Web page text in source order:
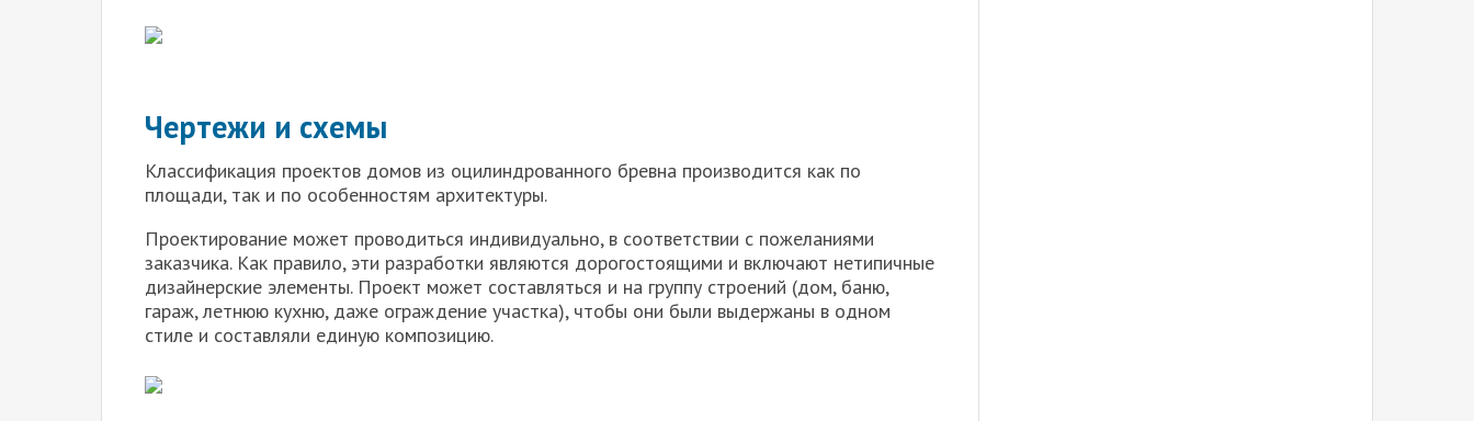
Чертежи и схемы
Классификация проектов домов из оцилиндрованного бревна производится как по
площади, так и по особенностям архитектуры.
Проектирование может проводиться индивидуально, в соответствии с пожеланиями
заказчика. Как правило, эти разработки являются дорогостоящими и включают нетипичные
дизайнерские элементы. Проект может составляться и на группу строений (дом, баню,
гараж, летнюю кухню, даже ограждение участка), чтобы они были выдержаны в одном
стиле и составляли единую композицию.